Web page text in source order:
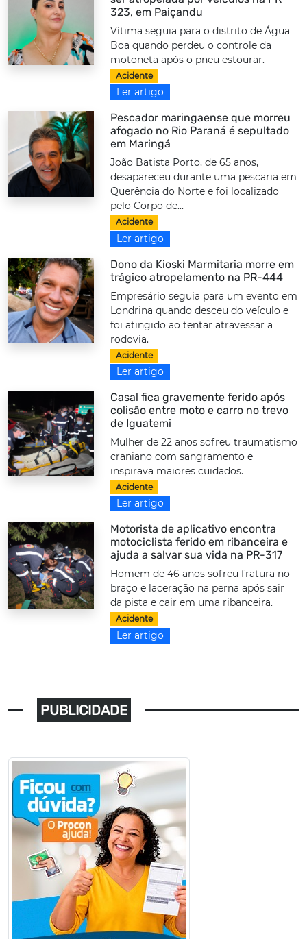
323, em Paiçandu
Vítima seguia para o distrito de Água
Boa quando perdeu o controle da
motoneta após o pneu estourar.
Acidente
Ler artigo
Pescador maringaense que morreu
afogado no Rio Paraná é sepultado
em Maringá
João Batista Porto, de 65 anos,
desapareceu durante uma pescaria em
Querência do Norte e foi localizado
pelo Corpo de...
Acidente
Ler artigo
Dono da Kioski Marmitaria morre em
trágico atropelamento na PR-444
Empresário seguia para um evento em
Londrina quando desceu do veículo e
foi atingido ao tentar atravessar a
rodovia.
Acidente
Ler artigo
Casal fica gravemente ferido após
colisão entre moto e carro no trevo
de Iguatemi
Mulher de 22 anos sofreu traumatismo
craniano com sangramento e
inspirava maiores cuidados.
Acidente
Ler artigo
Motorista de aplicativo encontra
motociclista ferido em ribanceira e
ajuda a salvar sua vida na PR-317
Homem de 46 anos sofreu fratura no
braço e laceração na perna após sair
da pista e cair em uma ribanceira.
Acidente
Ler artigo
PUBLICIDADE